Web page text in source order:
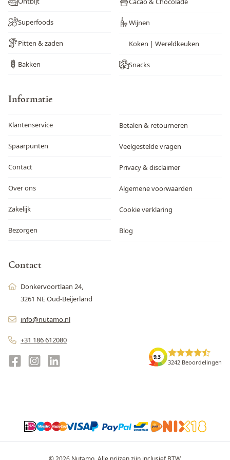
Superfoods
Pitten & zaden
Bakken
Wijnen
Koken | Wereldkeuken
Snacks
Informatie
Klantenservice
Spaarpunten
Contact
Over ons
Zakelijk
Bezorgen
Betalen & retourneren
Veelgestelde vragen
Privacy & disclaimer
Algemene voorwaarden
Cookie verklaring
Blog
Contact
Donkervoortlaan 24,
3261 NE Oud-Beijerland
info@nutamo.nl
+31 186 612080
9.3
3242 Beoordelingen